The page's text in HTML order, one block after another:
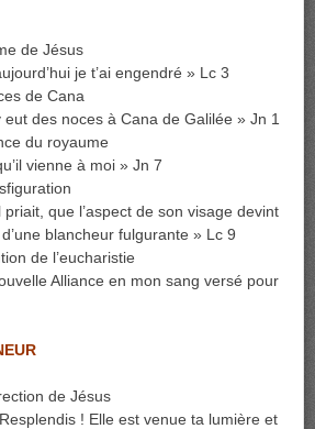
de Jésus
je t’ai engendré » Lc 3
de Cana
des noces à Cana de Galilée » Jn 1
du royaume
vienne à moi » Jn 7
que l’aspect de son visage devint
blancheur fulgurante » Lc 9
de l’eucharistie
Alliance en mon sang versé pour
de Jésus
! Elle est venue ta lumière et